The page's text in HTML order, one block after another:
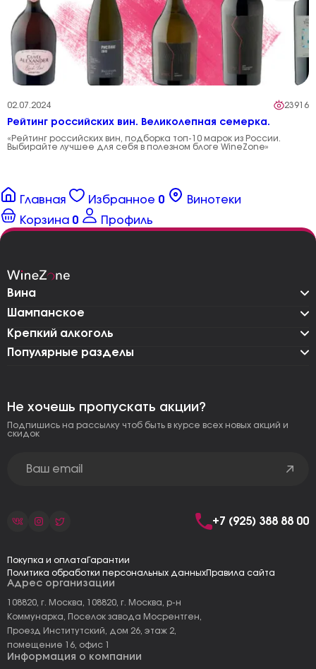
02.07.2024 23916
Рейтинг российских вин. Великолепная семерка.
«Рейтинг российских вин, подборка топ-10 марок из России.
Выбирайте лучшее для себя в полезном блоге WineZone»
Главная Избранное 0
Винотеки
Корзина 0 Профиль
Вина
Шампанское
Крепкий алкоголь
Популярные разделы
Адрес организации
108820, г. Москва, 108820, г. Москва, р-н
Коммунарка, Поселок завода Мосрентген,
Проезд Институтский, дом 26, этаж 2,
помещение 16, офис 1
Информация о компании
Не хочешь пропускать акции?
Подпишись на рассылку чтоб быть в курсе всех новых акций и
скидок
+7 (925) 388 88 00
Покупка и оплата Гарантии
Политика обработки персональных данныхПравила сайта